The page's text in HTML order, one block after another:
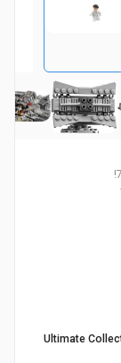
הצטרפו להרפתקה בין כוכבים עם פלקון מילניום 75192!
Ultimate